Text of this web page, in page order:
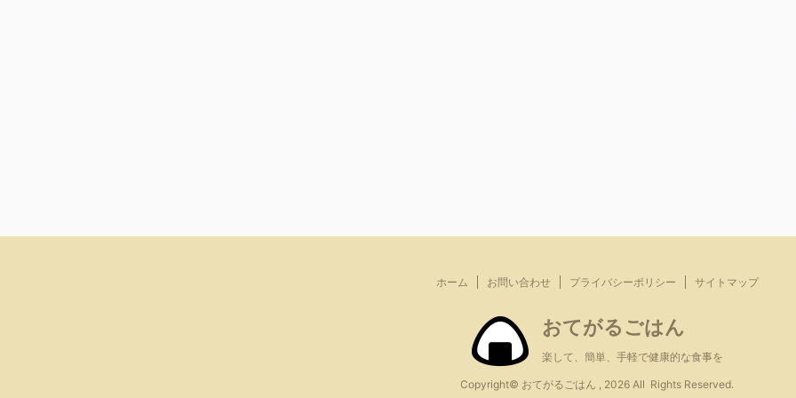
ホーム お問い合わせ プライバシーポリシー サイトマップ
おてがるごはん
楽して、簡単、手軽で健康的な食事を
Copyright© おてがるごはん , 2026 All Rights Reserved.